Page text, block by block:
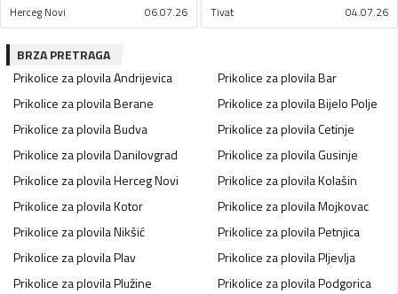
Herceg Novi 06.07.26 Tivat 04.07.26
BRZA PRETRAGA
Prikolice za plovilaAndrijevica Prikolice za plovilaBar
Prikolice za plovilaBerane Prikolice za plovilaBijelo Polje
Prikolice za plovilaBudva Prikolice za plovilaCetinje
Prikolice za plovilaDanilovgrad Prikolice za plovilaGusinje
Prikolice za plovilaHerceg Novi Prikolice za plovilaKolašin
Prikolice za plovilaKotor Prikolice za plovilaMojkovac
Prikolice za plovilaNikšić Prikolice za plovilaPetnjica
Prikolice za plovilaPlav Prikolice za plovilaPljevlja
Prikolice za plovilaPlužine Prikolice za plovilaPodgorica